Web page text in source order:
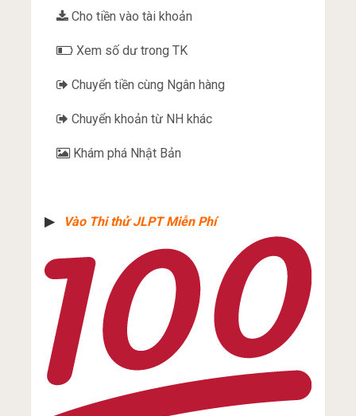
Cho tiền vào tài khoản
Xem số dư trong TK
Chuyển tiền cùng Ngân hàng
Chuyển khoản từ NH khác
Khám phá Nhật Bản
▶︎ Vào Thi thử JLPT Miễn Phí